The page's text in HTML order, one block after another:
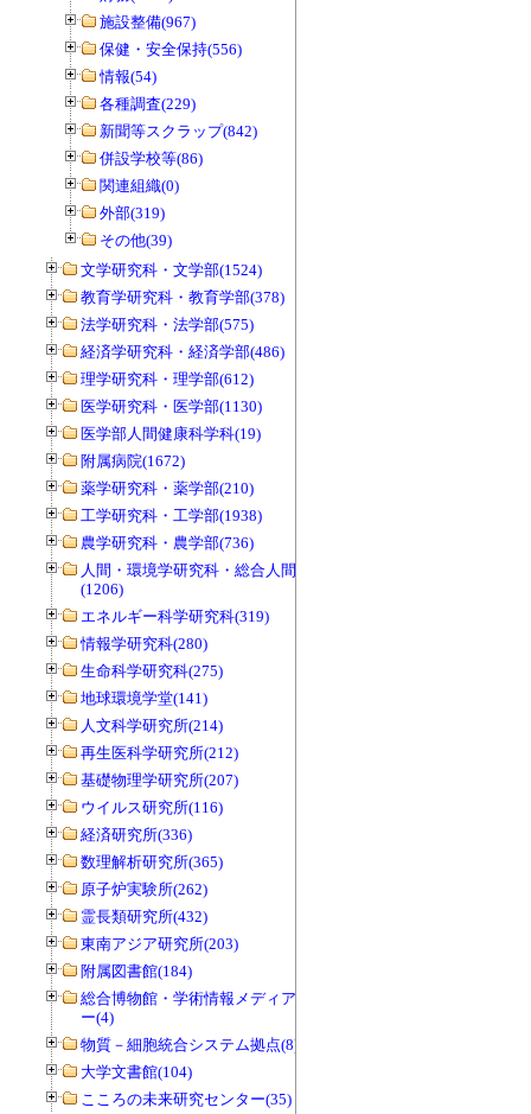
施設整備(967)
保健・安全保持(556)
情報(54)
各種調査(229)
新聞等スクラップ(842)
併設学校等(86)
関連組織(0)
外部(319)
その他(39)
文学研究科・文学部(1524)
教育学研究科・教育学部(378)
法学研究科・法学部(575)
経済学研究科・経済学部(486)
理学研究科・理学部(612)
医学研究科・医学部(1130)
医学部人間健康科学科(19)
附属病院(1672)
薬学研究科・薬学部(210)
工学研究科・工学部(1938)
農学研究科・農学部(736)
人間・環境学研究科・総合人間学部
(1206)
エネルギー科学研究科(319)
情報学研究科(280)
生命科学研究科(275)
地球環境学堂(141)
人文科学研究所(214)
再生医科学研究所(212)
基礎物理学研究所(207)
ウイルス研究所(116)
経済研究所(336)
数理解析研究所(365)
原子炉実験所(262)
霊長類研究所(432)
東南アジア研究所(203)
附属図書館(184)
総合博物館・学術情報メディアセンタ
ー(4)
物質－細胞統合システム拠点(8)
大学文書館(104)
こころの未来研究センター(35)